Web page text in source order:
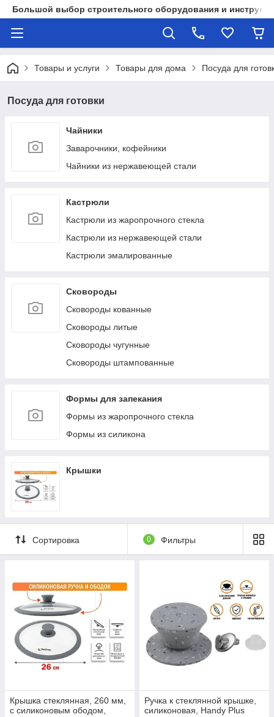
Большой выбор строительного оборудования и
Товары и услуги Товары для дома Посуда для
Посуда для готовки
Чайники
Заварочники, кофейники
Чайники из нержавеющей стали
Кастрюли
Кастрюли из жаропрочного стекла
Кастрюли из нержавеющей стали
Кастрюли эмалированные
Сковороды
Сковороды кованные
Сковороды литые
Сковороды чугунные
Сковороды штампованные
Формы для запекания
Формы из жаропрочного стекла
Формы из силикона
Крышки
Сортировка 0 Фильтры
Крышка стеклянная, 260 мм,
с силиконовым ободом,
Ручка к стеклянной крышке,
силиконовая, Handy Plus